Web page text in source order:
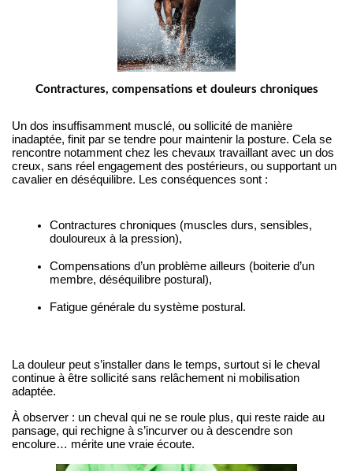
Contractures, compensations et douleurs chroniques
Un dos insuffisamment musclé, ou sollicité de manière
inadaptée, finit par se tendre pour maintenir la posture. Cela se
rencontre notamment chez les chevaux travaillant avec un dos
creux, sans réel engagement des postérieurs, ou supportant un
cavalier en déséquilibre. Les conséquences sont :
Contractures chroniques (muscles durs, sensibles,
douloureux à la pression),
Compensations d’un problème ailleurs (boiterie d’un
membre, déséquilibre postural),
Fatigue générale du système postural.
La douleur peut s’installer dans le temps, surtout si le cheval
continue à être sollicité sans relâchement ni mobilisation
adaptée.
À observer : un cheval qui ne se roule plus, qui reste raide au
pansage, qui rechigne à s’incurver ou à descendre son
encolure… mérite une vraie écoute.